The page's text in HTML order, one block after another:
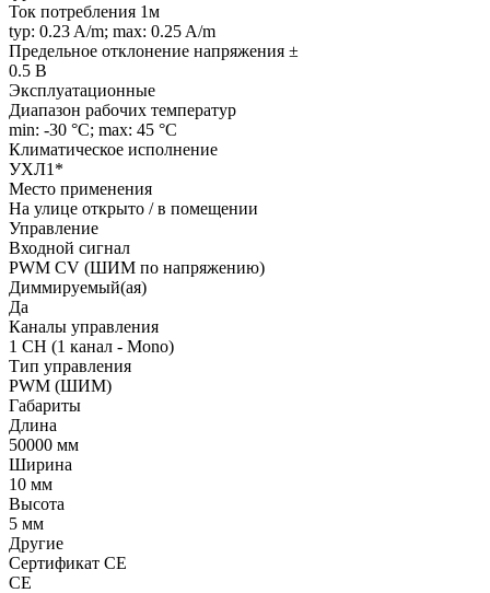
Ток потребления 1м
typ: 0.23 A/m; max: 0.25 A/m
Предельное отклонение напряжения ±
0.5 В
Эксплуатационные
Диапазон рабочих температур
min: -30 °C; max: 45 °C
Климатическое исполнение
УХЛ1*
Место применения
На улице открыто / в помещении
Управление
Входной сигнал
PWM СV (ШИМ по напряжению)
Диммируемый(ая)
Да
Каналы управления
1 CH (1 канал - Mono)
Тип управления
PWM (ШИМ)
Габариты
Длина
50000 мм
Ширина
10 мм
Высота
5 мм
Другие
Сертификат CE
CE